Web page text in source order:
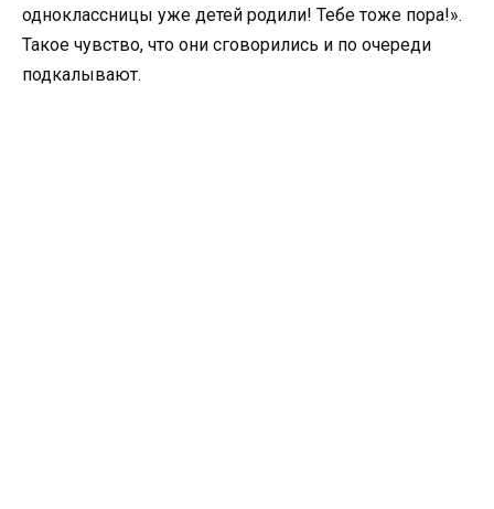
одноклассницы уже детей родили! Тебе тоже пора!».
Такое чувство, что они сговорились и по очереди
подкалывают.